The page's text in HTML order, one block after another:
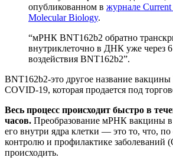
опубликованном в журнале Current
Molecular Biology.
“мРНК BNT162b2 обратно
внутриклеточно в ДНК уже через
воздействия BNT162b2”.
BNT162b2-это другое название
COVID-19, которая продается под
Весь процесс происходит быстро в
часов. Преобразование мРНК вакцины
его внутри ядра клетки — это то, что,
контролю и профилактике заболеваний
происходить.